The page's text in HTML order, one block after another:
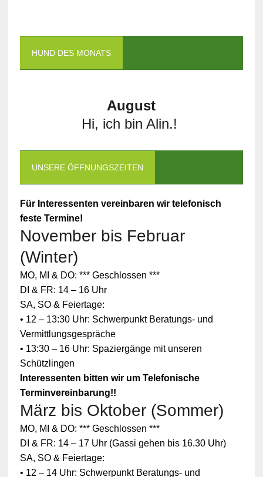
HUND DES MONATS
August
Hi, ich bin Alin.!
UNSERE ÖFFNUNGSZEITEN
Für Interessenten vereinbaren wir telefonisch
feste Termine!
November bis Februar
(Winter)
MO, MI & DO: *** Geschlossen ***
DI & FR: 14 – 16 Uhr
SA, SO & Feiertage:
• 12 – 13:30 Uhr: Schwerpunkt Beratungs- und
Vermittlungsgespräche
• 13:30 – 16 Uhr: Spaziergänge mit unseren
Schützlingen
Interessenten bitten wir um Telefonische
Terminvereinbarung!!
März bis Oktober (Sommer)
MO, MI & DO: *** Geschlossen ***
DI & FR: 14 – 17 Uhr (Gassi gehen bis 16.30 Uhr)
SA, SO & Feiertage:
• 12 – 14 Uhr: Schwerpunkt Beratungs- und
Zum
Schutz
Ihrer
persönlic
hen
Daten ist